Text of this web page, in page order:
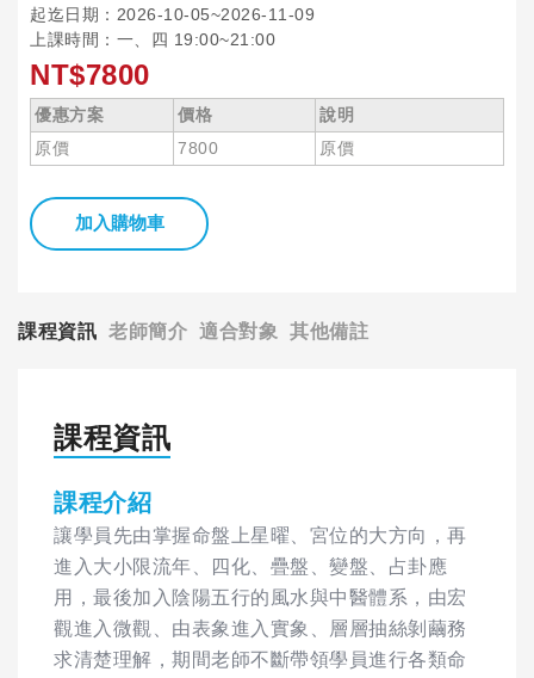
起迄日期：2026-10-05~2026-11-09
上課時間：一、四 19:00~21:00
NT$7800
優惠方案 價格
說明
原價
7800 原價
加入購物車
課程資訊 老師簡介 適合對象 其他備註
課程資訊
課程介紹
讓學員先由掌握命盤上星曜、宮位的大方向，再
進入大小限流年、四化、疊盤、變盤、占卦應
用，最後加入陰陽五行的風水與中醫體系，由宏
觀進入微觀、由表象進入實象、層層抽絲剝繭務
求清楚理解，期間老師不斷帶領學員進行各類命